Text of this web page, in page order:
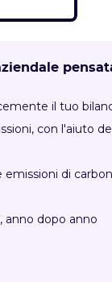
il tuo
con l'aiuto
emissioni di
anno dopo anno